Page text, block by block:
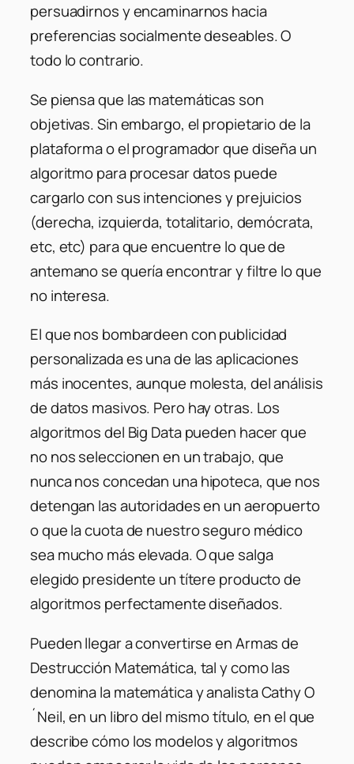
persuadirnos y encaminarnos hacia
preferencias socialmente deseables. O
todo lo contrario.
Se piensa que las matemáticas son
objetivas. Sin embargo, el propietario de la
plataforma o el programador que diseña un
algoritmo para procesar datos puede
cargarlo con sus intenciones y prejuicios
(derecha, izquierda, totalitario, demócrata,
etc, etc) para que encuentre lo que de
antemano se quería encontrar y filtre lo que
no interesa.
El que nos bombardeen con publicidad
personalizada es una de las aplicaciones
más inocentes, aunque molesta, del análisis
de datos masivos. Pero hay otras. Los
algoritmos del Big Data pueden hacer que
no nos seleccionen en un trabajo, que
nunca nos concedan una hipoteca, que nos
detengan las autoridades en un aeropuerto
o que la cuota de nuestro seguro médico
sea mucho más elevada. O que salga
elegido presidente un títere producto de
algoritmos perfectamente diseñados.
Pueden llegar a convertirse en Armas de
Destrucción Matemática, tal y como las
denomina la matemática y analista Cathy O
´Neil, en un libro del mismo título, en el que
describe cómo los modelos y algoritmos